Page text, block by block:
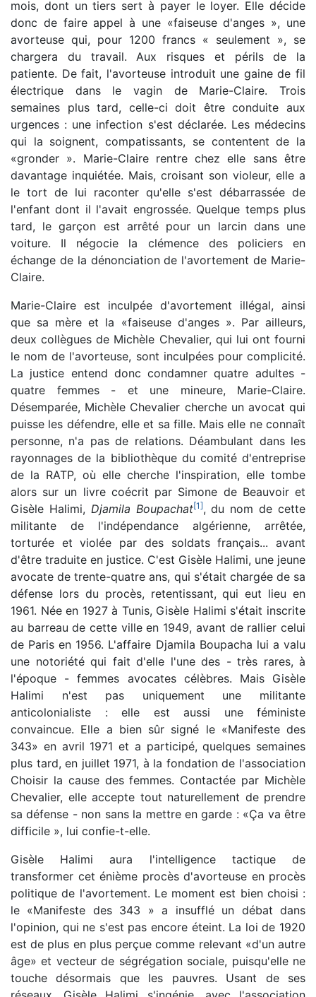
mois, dont un tiers sert à payer le loyer. Elle décide
donc de faire appel à une «faiseuse d'anges », une
avorteuse qui, pour 1200 francs « seulement », se
chargera du travail. Aux risques et périls de la
patiente. De fait, l'avorteuse introduit une gaine de fil
électrique dans le vagin de Marie-Claire. Trois
semaines plus tard, celle-ci doit être conduite aux
urgences : une infection s'est déclarée. Les médecins
qui la soignent, compatissants, se contentent de la
«gronder ». Marie-Claire rentre chez elle sans être
davantage inquiétée. Mais, croisant son violeur, elle a
le tort de lui raconter qu'elle s'est débarrassée de
l'enfant dont il l'avait engrossée. Quelque temps plus
tard, le garçon est arrêté pour un larcin dans une
voiture. Il négocie la clémence des policiers en
échange de la dénonciation de l'avortement de Marie-
Claire.
Marie-Claire est inculpée d'avortement illégal, ainsi
que sa mère et la «faiseuse d'anges ». Par ailleurs,
deux collègues de Michèle Chevalier, qui lui ont fourni
le nom de l'avorteuse, sont inculpées pour complicité.
La justice entend donc condamner quatre adultes -
quatre femmes - et une mineure, Marie-Claire.
Désemparée, Michèle Chevalier cherche un avocat qui
puisse les défendre, elle et sa fille. Mais elle ne connaît
personne, n'a pas de relations. Déambulant dans les
rayonnages de la bibliothèque du comité d'entreprise
de la RATP, où elle cherche l'inspiration, elle tombe
alors sur un livre coécrit par Simone de Beauvoir et
Gisèle Halimi, Djamila Boupachat[1], du nom de cette
militante de l'indépendance algérienne, arrêtée,
torturée et violée par des soldats français... avant
d'être traduite en justice. C'est Gisèle Halimi, une jeune
avocate de trente-quatre ans, qui s'était chargée de sa
défense lors du procès, retentissant, qui eut lieu en
1961. Née en 1927 à Tunis, Gisèle Halimi s'était inscrite
au barreau de cette ville en 1949, avant de rallier celui
de Paris en 1956. L'affaire Djamila Boupacha lui a valu
une notoriété qui fait d'elle l'une des - très rares, à
l'époque - femmes avocates célèbres. Mais Gisèle
Halimi n'est pas uniquement une militante
anticolonialiste : elle est aussi une féministe
convaincue. Elle a bien sûr signé le «Manifeste des
343» en avril 1971 et a participé, quelques semaines
plus tard, en juillet 1971, à la fondation de l'association
Choisir la cause des femmes. Contactée par Michèle
Chevalier, elle accepte tout naturellement de prendre
sa défense - non sans la mettre en garde : «Ça va être
difficile », lui confie-t-elle.
Gisèle Halimi aura l'intelligence tactique de
transformer cet énième procès d'avorteuse en procès
politique de l'avortement. Le moment est bien choisi :
le «Manifeste des 343 » a insufflé un débat dans
l'opinion, qui ne s'est pas encore éteint. La loi de 1920
est de plus en plus perçue comme relevant «d'un autre
âge» et vecteur de ségrégation sociale, puisqu'elle ne
touche désormais que les pauvres. Usant de ses